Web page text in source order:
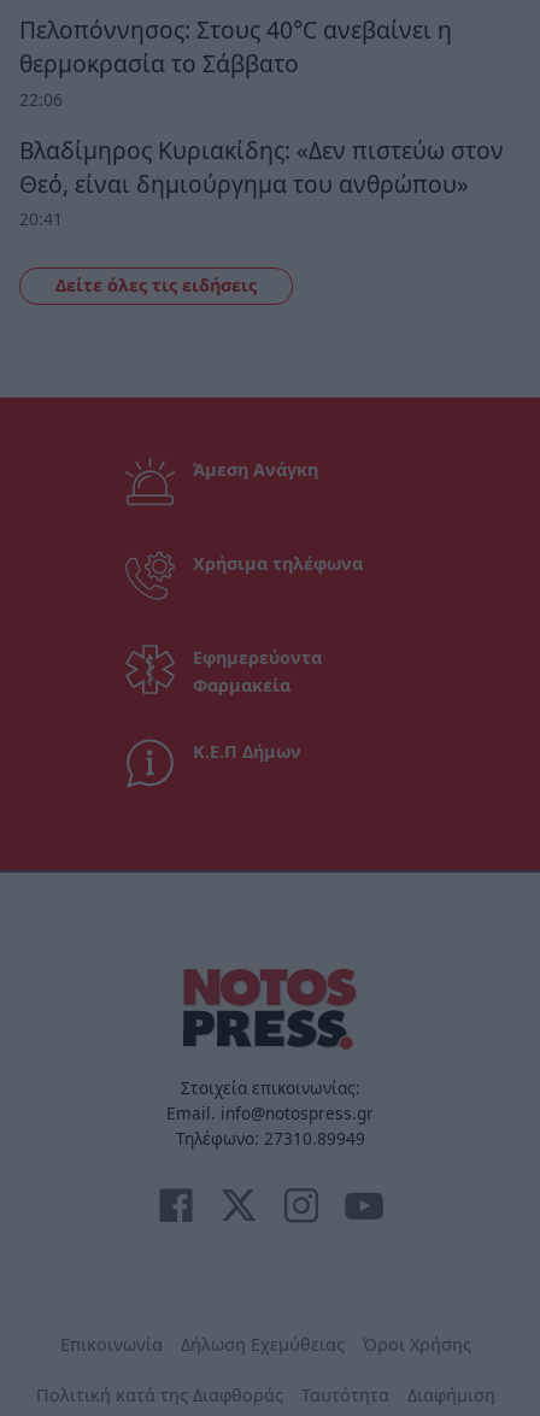
Πελοπόννησος: Στους 40°C ανεβαίνει η
θερμοκρασία το Σάββατο
22:06
Βλαδίμηρος Κυριακίδης: «Δεν πιστεύω στον
Θεό, είναι δημιούργημα του ανθρώπου»
20:41
Δείτε όλες τις ειδήσεις
Άμεση Ανάγκη
Χρήσιμα τηλέφωνα
Εφημερεύοντα
Φαρμακεία
Κ.Ε.Π Δήμων
Στοιχεία επικοινωνίας:
Email. info@notospress.gr
Τηλέφωνο: 27310.89949
Επικοινωνία Δήλωση Εχεμύθειας Όροι Χρήσης
Πολιτική κατά της Διαφθοράς Ταυτότητα Διαφήμιση